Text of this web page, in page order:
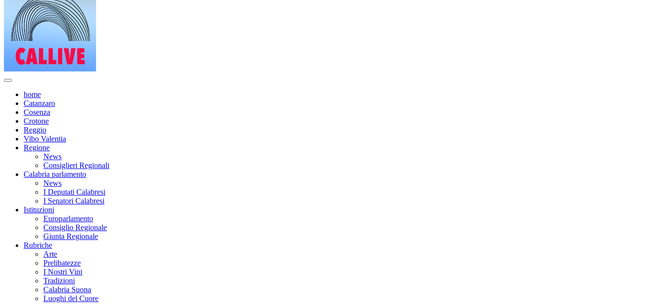
home
Catanzaro
Cosenza
Crotone
Reggio
Vibo Valentia
Regione
News
Consiglieri Regionali
Calabria parlamento
News
I Deputati Calabresi
I Senatori Calabresi
Istituzioni
Europarlamento
Consiglio Regionale
Giunta Regionale
Rubriche
Arte
Prelibatezze
I Nostri Vini
Tradizioni
Calabria Suona
Luoghi del Cuore